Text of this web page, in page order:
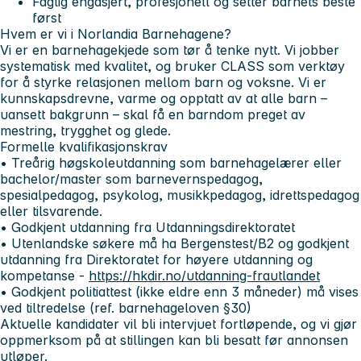
først
Hvem er vi i Norlandia Barnehagene?
Vi er en barnehagekjede som tør å tenke nytt. Vi jobber
systematisk med kvalitet, og bruker CLASS som verktøy
for å styrke relasjonen mellom barn og voksne. Vi er
kunnskapsdrevne, varme og opptatt av at alle barn –
uansett bakgrunn – skal få en barndom preget av
mestring, trygghet og glede.
Formelle kvalifikasjonskrav
• Treårig høgskoleutdanning som barnehagelærer eller
bachelor/master som barnevernspedagog,
spesialpedagog, psykolog, musikkpedagog, idrettspedagog
eller tilsvarende.
• Godkjent utdanning fra Utdanningsdirektoratet
• Utenlandske søkere må ha Bergenstest/B2 og godkjent
utdanning fra Direktoratet for høyere utdanning og
kompetanse - https://hkdir.no/utdanning-frautlandet
• Godkjent politiattest (ikke eldre enn 3 måneder) må vises
ved tiltredelse (ref. barnehageloven §30)
Aktuelle kandidater vil bli intervjuet fortløpende, og vi gjør
oppmerksom på at stillingen kan bli besatt før annonsen
utløper.